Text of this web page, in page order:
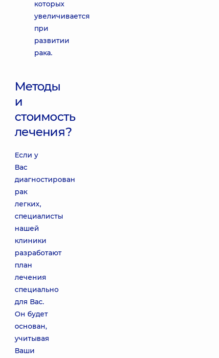
которых
увеличивается
при
развитии
рака.
Методы
и
стоимость
лечения?
Если у
Вас
диагностирован
рак
легких,
специалисты
нашей
клиники
разработают
план
лечения
специально
для Вас.
Он будет
основан,
учитывая
Ваши